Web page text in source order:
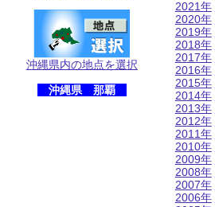
沖縄県内の地点を選択
沖縄県 那覇
2021年
2020年
2019年
2018年
2017年
2016年
2015年
2014年
2013年
2012年
2011年
2010年
2009年
2008年
2007年
2006年